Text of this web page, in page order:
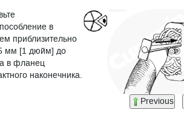
в
приблизительно
мм [1 дюйм] до
в фланец
наконечника.
Previous